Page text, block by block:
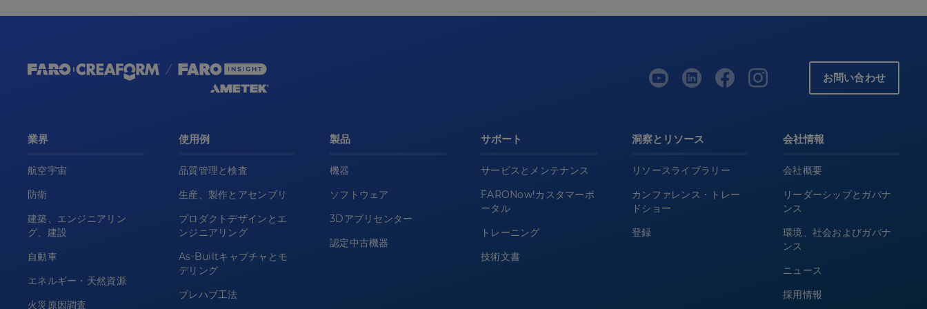
お問い合わせ
業界
航空宇宙
防衛
建築、エンジニアリン
グ、建設
自動車
エネルギー・天然資源
火災原因調査
使用例
品質管理と検査
生産、製作とアセンブリ
プロダクトデザインとエ
ンジニアリング
As-Builtキャプチャとモ
デリング
プレハブ工法
製品
機器
ソフトウェア
3Dアプリセンター
認定中古機器
サポート
サービスとメンテナンス
FARONow!カスタマーポ
ータル
トレーニング
技術文書
洞察とリソース
リソースライブラリー
カンファレンス・トレー
ドショー
登録
会社情報
会社概要
リーダーシップとガバナ
ンス
環境、社会およびガバナ
ンス
ニュース
採用情報